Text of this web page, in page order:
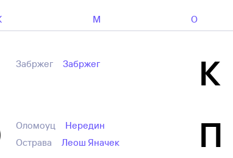
М О
Забржег Забржег К
Оломоуц
Нередин
Острава
Леош Яначек П